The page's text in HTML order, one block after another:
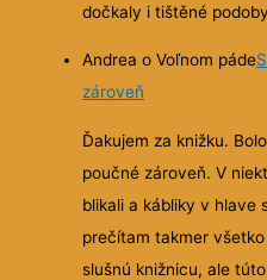
dočkaly i tištěné
Andrea o Voľnom páde
zároveň
Ďakujem za knižku.
poučné zároveň. V
blikali a kábliky v hlave
prečítam takmer
slušnú knižnicu, ale